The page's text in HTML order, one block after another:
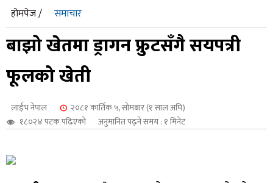
होमपेज / समाचार
बाझो खेतमा ड्रागन फ्रुटसँगै सयपत्री
फूलको खेती
लाईभ नेपाल
२०८१ कार्तिक ५, सोमबार (१ साल अघि)
१८०२४ पटक पढिएको
अनुमानित पढ्ने समय : १ मिनेट